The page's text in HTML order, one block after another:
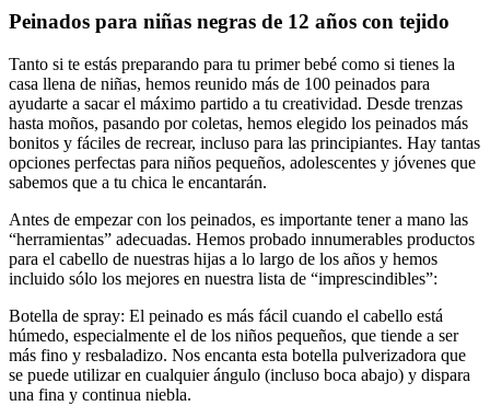
Peinados para niñas negras de 12 años con tejido
Tanto si te estás preparando para tu primer bebé como si tienes la
casa llena de niñas, hemos reunido más de 100 peinados para
ayudarte a sacar el máximo partido a tu creatividad. Desde trenzas
hasta moños, pasando por coletas, hemos elegido los peinados más
bonitos y fáciles de recrear, incluso para las principiantes. Hay tantas
opciones perfectas para niños pequeños, adolescentes y jóvenes que
sabemos que a tu chica le encantarán.
Antes de empezar con los peinados, es importante tener a mano las
“herramientas” adecuadas. Hemos probado innumerables productos
para el cabello de nuestras hijas a lo largo de los años y hemos
incluido sólo los mejores en nuestra lista de “imprescindibles”:
Botella de spray: El peinado es más fácil cuando el cabello está
húmedo, especialmente el de los niños pequeños, que tiende a ser
más fino y resbaladizo. Nos encanta esta botella pulverizadora que
se puede utilizar en cualquier ángulo (incluso boca abajo) y dispara
una fina y continua niebla.